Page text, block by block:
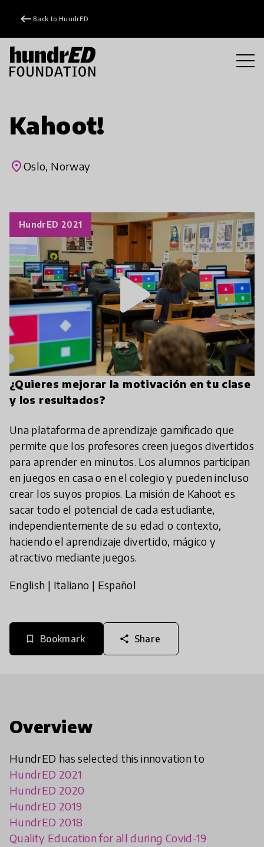
keyboard_backspace Back to HundrED
Kahoot!
placeOslo, Norway
¿Quieres mejorar la motivación en tu clase
y los resultados?
Una plataforma de aprendizaje gamificado que
permite que los profesores creen juegos divertidos
para aprender en minutos. Los alumnos participan
en juegos en casa o en el colegio y pueden incluso
crear los suyos propios. La misión de Kahoot es
sacar todo el potencial de cada estudiante,
independientemente de su edad o contexto,
haciendo el aprendizaje divertido, mágico y
atractivo mediante juegos.
English | Italiano | Español
bookmark_border Bookmark share Share
HundrED 2021
play_arrow
Overview
HundrED has selected this innovation to
HundrED 2021
HundrED 2020
HundrED 2019
HundrED 2018
Quality Education for all during Covid-19